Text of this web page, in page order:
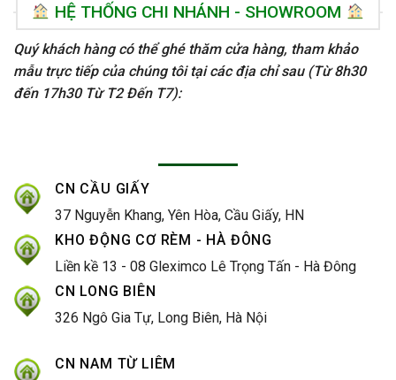
HỆ THỐNG CHI NHÁNH - SHOWROOM
Quý khách hàng có thể ghé thăm cửa hàng, tham khảo
mẫu trực tiếp của chúng tôi tại các địa chỉ sau (Từ 8h30
đến 17h30 Từ T2 Đến T7):
CN CẦU GIẤY
37 Nguyễn Khang, Yên Hòa, Cầu Giấy, HN
KHO ĐỘNG CƠ RÈM - HÀ ĐÔNG
Liền kề 13 - 08 Gleximco Lê Trọng Tấn - Hà Đông
CN LONG BIÊN
326 Ngô Gia Tự, Long Biên, Hà Nội
CN NAM TỪ LIÊM